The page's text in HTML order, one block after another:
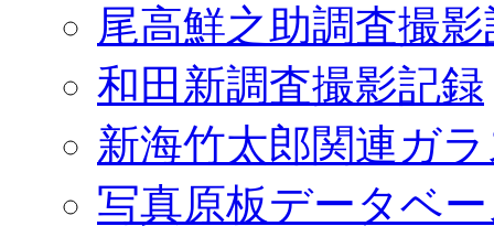
尾高鮮之助調査撮
和田新調査撮影記録
新海竹太郎関連ガ
写真原板データベ